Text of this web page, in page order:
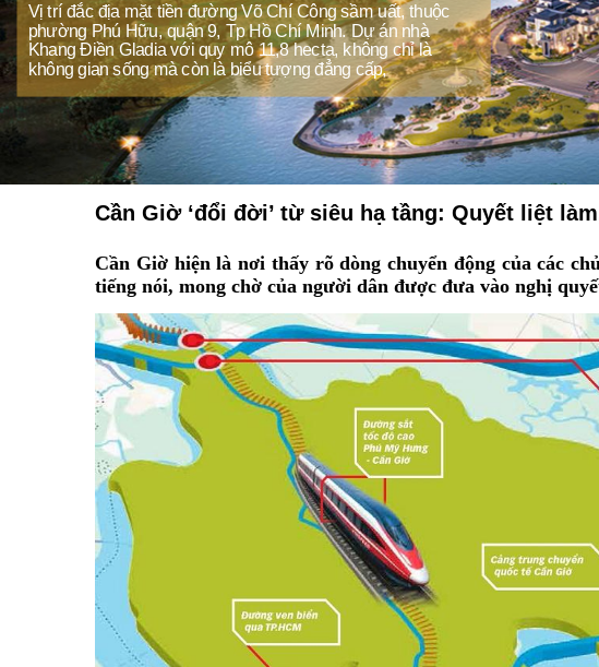
Vị trí đắc địa mặt tiền đường Võ Chí Công sầm uất, thuộc
phường Phú Hữu, quận 9, Tp Hồ Chí Minh. Dự án nhà
Khang Điền Gladia với quy mô 11,8 hecta, không chỉ là
không gian sống mà còn là biểu tượng đẳng cấp,
Cần Giờ ‘đổi đời’ từ siêu hạ tầng: Quyết liệt
Cần Giờ hiện là nơi thấy rõ dòng chuyển động của các
tiếng nói, mong chờ của người dân được đưa vào nghị